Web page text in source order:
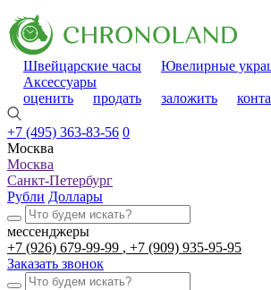
Швейцарские часы
Ювелирные
Аксессуары
оценить
продать заложить
+7 (495) 363-83-56 0
Москва
Москва
Санкт-Петербург
Рубли Доллары
мессенджеры
+7 (926) 679-99-99
+7 (909) 935-95-95
Заказать звонок